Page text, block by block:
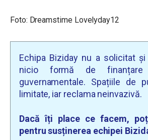
Foto: Dreamstime Lovelyday12
Echipa Biziday nu a solicitat
nicio formă de
guvernamentale. Spațiile de
limitate, iar reclama neinvazivă.
Dacă îți place ce facem,
pentru susținerea echipei